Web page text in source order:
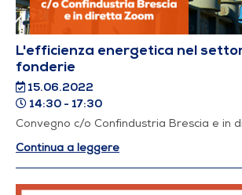
L'efficienza energetica nel
fonderie
15.06.2022
14:30 - 17:30
Convegno c/o Confindustria Brescia e in
Continua a leggere